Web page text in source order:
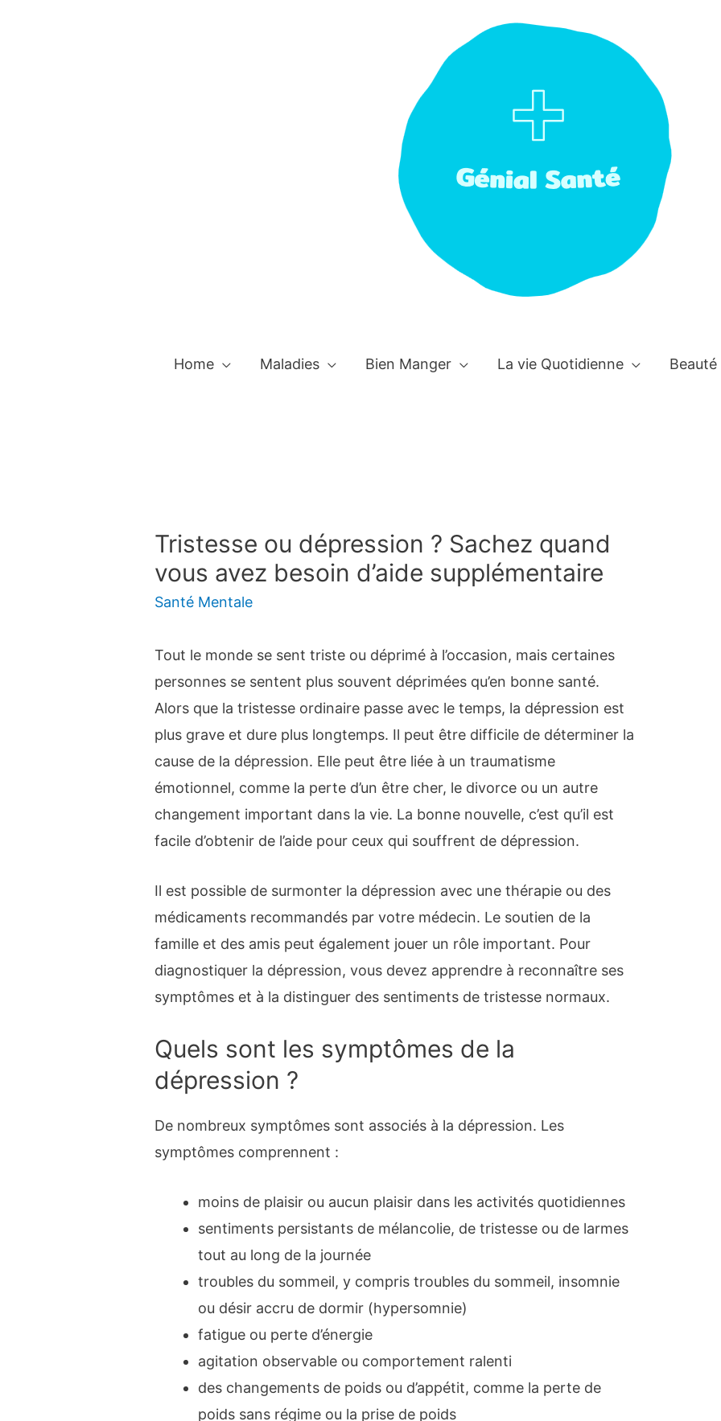
Home Maladies Bien Manger La vie Quotidienne Beauté
Tristesse ou dépression ? Sachez quand
vous avez besoin d’aide supplémentaire
Santé Mentale
Tout le monde se sent triste ou déprimé à l’occasion, mais certaines
personnes se sentent plus souvent déprimées qu’en bonne santé.
Alors que la tristesse ordinaire passe avec le temps, la dépression est
plus grave et dure plus longtemps. Il peut être difficile de déterminer la
cause de la dépression. Elle peut être liée à un traumatisme
émotionnel, comme la perte d’un être cher, le divorce ou un autre
changement important dans la vie. La bonne nouvelle, c’est qu’il est
facile d’obtenir de l’aide pour ceux qui souffrent de dépression.
Il est possible de surmonter la dépression avec une thérapie ou des
médicaments recommandés par votre médecin. Le soutien de la
famille et des amis peut également jouer un rôle important. Pour
diagnostiquer la dépression, vous devez apprendre à reconnaître ses
symptômes et à la distinguer des sentiments de tristesse normaux.
Quels sont les symptômes de la
dépression ?
De nombreux symptômes sont associés à la dépression. Les
symptômes comprennent :
moins de plaisir ou aucun plaisir dans les activités quotidiennes
sentiments persistants de mélancolie, de tristesse ou de larmes
tout au long de la journée
troubles du sommeil, y compris troubles du sommeil, insomnie
ou désir accru de dormir (hypersomnie)
fatigue ou perte d’énergie
agitation observable ou comportement ralenti
des changements de poids ou d’appétit, comme la perte de
poids sans régime ou la prise de poids